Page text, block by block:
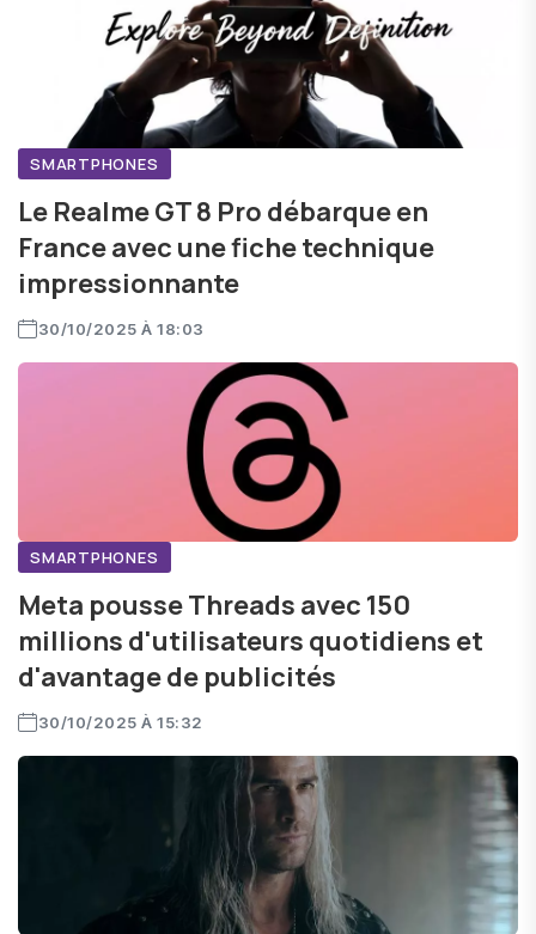
SMARTPHONES
Le Realme GT 8 Pro débarque en
France avec une fiche technique
impressionnante
30/10/2025 À 18:03
SMARTPHONES
Meta pousse Threads avec 150
millions d'utilisateurs quotidiens et
d'avantage de publicités
30/10/2025 À 15:32